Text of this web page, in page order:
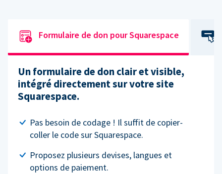
Formulaire de don pour Squarespace
Un formulaire de don clair et visible,
intégré directement sur votre site
Squarespace.
Pas besoin de codage ! Il suffit de copier-
coller le code sur Squarespace.
Proposez plusieurs devises, langues et
options de paiement.